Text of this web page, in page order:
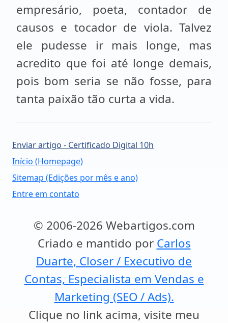
empresário, poeta, contador de
causos e tocador de viola. Talvez
ele pudesse ir mais longe, mas
acredito que foi até longe demais,
pois bom seria se não fosse, para
tanta paixão tão curta a vida.
Enviar artigo - Certificado Digital 10h
Início (Homepage)
Sitemap (Edições por mês e ano)
Entre em contato
© 2006-2026 Webartigos.com
Criado e mantido por Carlos
Duarte, Closer / Executivo de
Contas, Especialista em Vendas e
Marketing (SEO / Ads).
Clique no link acima, visite meu